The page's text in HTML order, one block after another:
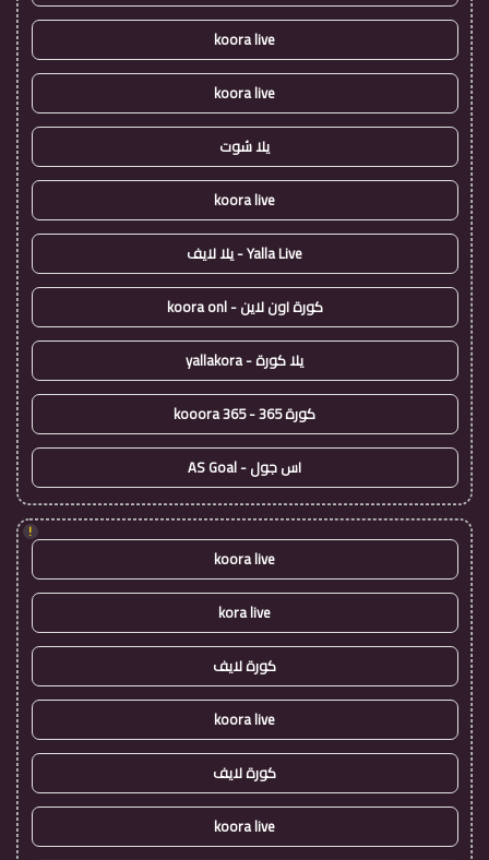
koora live
koora live
يلا شوت
koora live
Yalla Live - يلا لايف
كورة اون لاين - koora onl
يلا كورة - yallakora
كورة 365 - kooora 365
اس جول - AS Goal
!
koora live
kora live
كورة لايف
koora live
كورة لايف
koora live